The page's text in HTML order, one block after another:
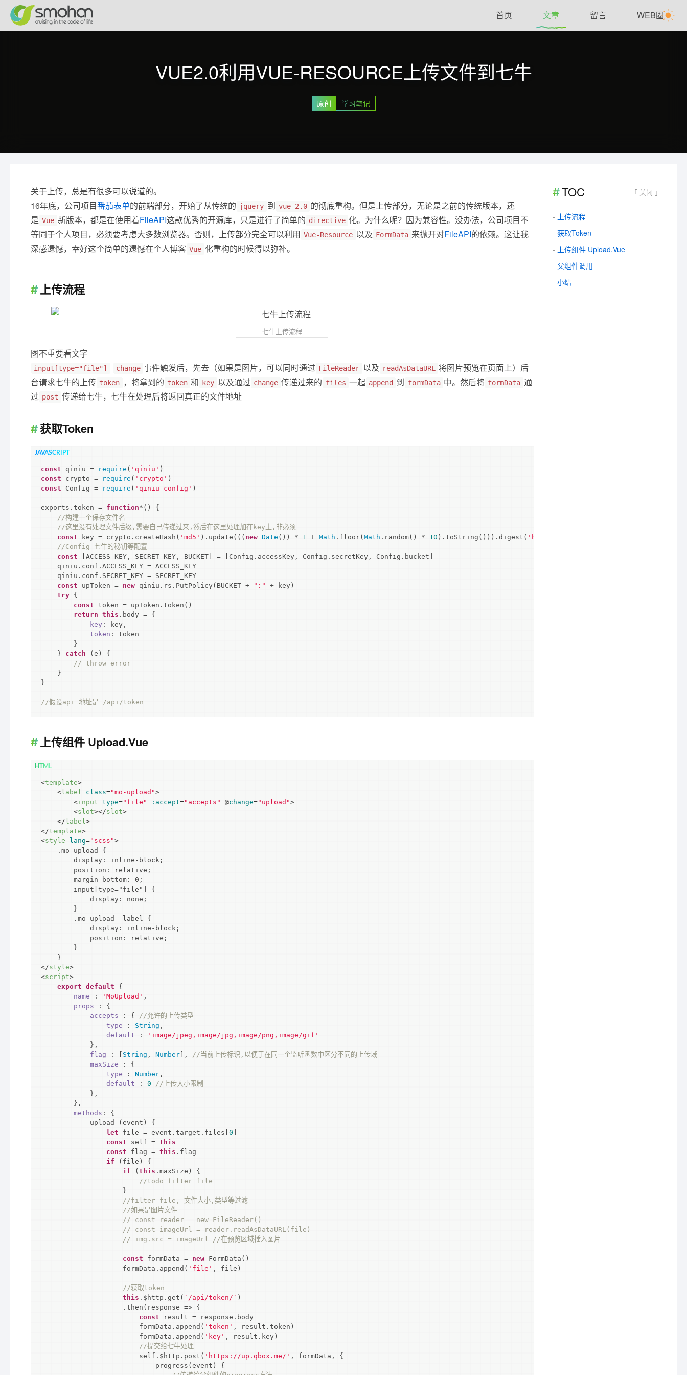
首页 文章 留言 WEB圈
VUE2.0利用VUE-RESOURCE上传文件到七牛
原创 学习笔记
关于上传，总是有很多可以说道的。
16年底，公司项目番茄表单的前端部分，开始了从传统的 jquery 到 vue 2.0 的彻底重构。但是上传部分，无论是之前的传统版本，还
是 Vue 新版本，都是在使用着FileAPI这款优秀的开源库，只是进行了简单的 directive 化。为什么呢？因为兼容性。没办法，公司项目不
等同于个人项目，必须要考虑大多数浏览器。否则，上传部分完全可以利用 Vue-Resource 以及 FormData 来抛开对FileAPI的依赖。这让我
深感遗憾，幸好这个简单的遗憾在个人博客 Vue 化重构的时候得以弥补。
上传流程
七牛上传流程
图不重要看文字
input[type="file"] change 事件触发后，先去（如果是图片，可以同时通过 FileReader 以及 readAsDataURL
将图片预览在页面上）后
台请求七牛的上传 token ，将拿到的 token 和 key 以及通过 change 传递过来的 files 一起 append 到 formData 中。然后将 formData 通
过 post 传递给七牛，七牛在处理后将返回真正的文件地址
获取token
const qiniu = require ( 'qiniu'
const crypto = require ( 'crypto'
const Config = require ( 'qiniu-config' )
exports.token = function*( ) {
//构建一个保存文件名
//这里没有处理文件后缀,需要自己传递过来,然后在这里处理加在key上,非必须
const key = crypto.createHash( 'md5' ).update((( new Date ()) * 1 + Math .floor( Math .random() * 10 ).toString())).digest( 'hex'
//Config 七牛的秘钥等配置
const [ACCESS_KEY, SECRET_KEY, BUCKET] = [Config.accessKey, Config.secretKey, Config.bucket]
    qiniu.conf.ACCESS_KEY = ACCESS_KEY
    qiniu.conf.SECRET_KEY = SECRET_KEY
const upToken = new qiniu.rs.PutPolicy(BUCKET + ":"
+ key)
try {
const token = upToken.token()
return this .body = {
key : key,
token : token
        }
    }
catch (e) {
// throw error
    }
}
//假设api 地址是 /api/token
上传组件 Upload.vue
<template>
< label class="mo-upload">
<input type="file" :accept="accepts" @change="upload">
<slot></slot>
</ label>
</template>
<style lang="scss">
    .mo-upload {
        display: inline-block;
        position: relative;
        margin-bottom: 0;
        input[type="file"] {
            display: none;
        }
        .mo-upload--label {
            display: inline-block;
            position: relative;
        }
</style>
<script>
export default {
name : 'MoUpload' ,
props : {
accepts : { //允许的上传类型
type : String ,
default :
'image/jpeg,image/jpg,image/png,image/gif'
            },
flag : [ String , Number ], //当前上传标识,以便于在同一个监听函数中区分不同的上传域
maxSize : {
type : Number ,
default : 0
//上传大小限制
            },
        },
methods : {
            upload (event) {
let file = event.target.files[ 0
const self = this
const flag = this .flag
if (file) {
if ( this .maxSize) {
//todo filter file
                    }
//filter file, 文件大小,类型等过滤
//如果是图片文件
// const reader = new FileReader()
// const imageUrl = reader.readAsDataURL(file)
// img.src = imageUrl //在预览区域插入图片
const formData = new FormData()
                    formData.append(
'file' , file)
//获取token
this .$http.get( `/api/token/` )
                    .then(
response => {
const result = response.body
                        formData.append(
'token' , result.token)
                        formData.append(
'key' , result.key)
//提交给七牛处理
                        self.$http.post(
'https://up.qbox.me/' , formData, {
                            progress(event) {
TOC 「 关闭 」
上传流程
获取token
上传组件 Upload.vue
父组件调用
小结